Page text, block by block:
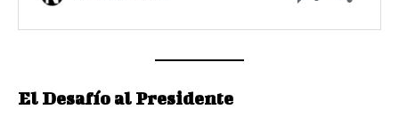
El Desafío al Presidente